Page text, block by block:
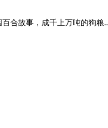
合故事，成千上万吨的狗粮